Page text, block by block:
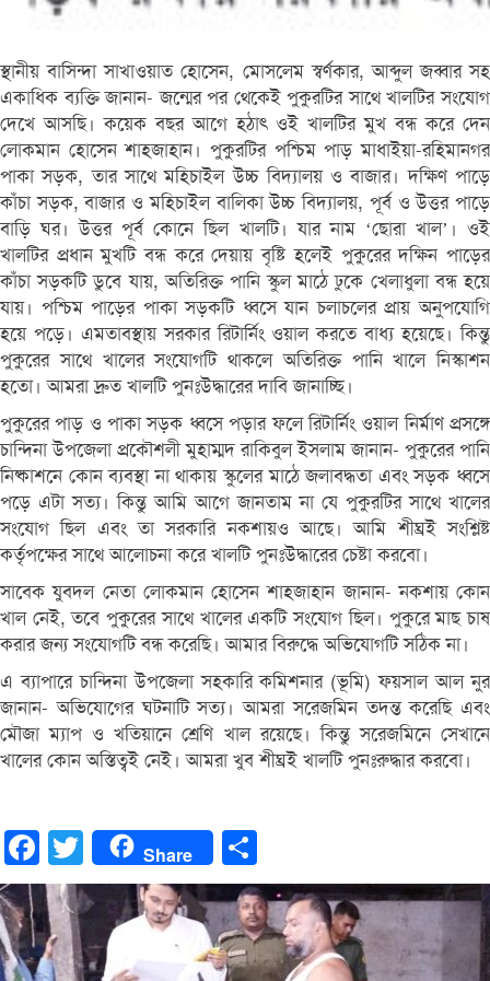
স্থানীয় বাসিন্দা সাখাওয়াত হোসেন, মোসলেম স্বর্ণকার, আব্দুল জব্বার সহ
একাধিক ব্যক্তি জানান- জন্মের পর থেকেই পুকুরটির সাথে খালটির সংযোগ
দেখে আসছি। কয়েক বছর আগে হঠাৎ ওই খালটির মুখ বন্ধ করে দেন
লোকমান হোসেন শাহজাহান। পুকুরটির পশ্চিম পাড় মাধাইয়া-রহিমানগর
পাকা সড়ক, তার সাথে মহিচাইল উচ্চ বিদ্যালয় ও বাজার। দক্ষিণ পাড়ে
কাঁচা সড়ক, বাজার ও মহিচাইল বালিকা উচ্চ বিদ্যালয়, পূর্ব ও উত্তর পাড়ে
বাড়ি ঘর। উত্তর পূর্ব কোনে ছিল খালটি। যার নাম ‘ছোরা খাল’। ওই
খালটির প্রধান মুখটি বন্ধ করে দেয়ায় বৃষ্টি হলেই পুকুরের দক্ষিন পাড়ের
কাঁচা সড়কটি ডুবে যায়, অতিরিক্ত পানি স্কুল মাঠে ঢুকে খেলাধুলা বন্ধ হয়ে
যায়। পশ্চিম পাড়ের পাকা সড়কটি ধ্বসে যান চলাচলের প্রায় অনুপযোগি
হয়ে পড়ে। এমতাবস্থায় সরকার রিটার্নিং ওয়াল করতে বাধ্য হয়েছে। কিন্তু
পুকুরের সাথে খালের সংযোগটি থাকলে অতিরিক্ত পানি খালে নিস্কাশন
হতো। আমরা দ্রুত খালটি পুনঃউদ্ধারের দাবি জানাচ্ছি।
পুকুরের পাড় ও পাকা সড়ক ধ্বসে পড়ার ফলে রিটার্নিং ওয়াল নির্মাণ প্রসঙ্গে
চান্দিনা উপজেলা প্রকৌশলী মুহাম্মদ রাকিবুল ইসলাম জানান- পুকুরের পানি
নিষ্কাশনে কোন ব্যবস্থা না থাকায় স্কুলের মাঠে জলাবদ্ধতা এবং সড়ক ধ্বসে
পড়ে এটা সত্য। কিন্তু আমি আগে জানতাম না যে পুকুরটির সাথে খালের
সংযোগ ছিল এবং তা সরকারি নকশায়ও আছে। আমি শীঘ্রই সংশ্লিষ্ট
কর্তৃপক্ষের সাথে আলোচনা করে খালটি পুনঃউদ্ধারের চেষ্টা করবো।
সাবেক যুবদল নেতা লোকমান হোসেন শাহজাহান জানান- নকশায় কোন
খাল নেই, তবে পুকুরের সাথে খালের একটি সংযোগ ছিল। পুকুরে মাছ চাষ
করার জন্য সংযোগটি বন্ধ করেছি। আমার বিরুদ্ধে অভিযোগটি সঠিক না।
এ ব্যাপারে চান্দিনা উপজেলা সহকারি কমিশনার (ভূমি) ফয়সাল আল নুর
জানান- অভিযোগের ঘটনাটি সত্য। আমরা সরেজমিন তদন্ত করেছি এবং
মৌজা ম্যাপ ও খতিয়ানে শ্রেণি খাল রয়েছে। কিন্তু সরেজমিনে সেখানে
খালের কোন অস্তিত্বই নেই। আমরা খুব শীঘ্রই খালটি পুনঃরুদ্ধার করবো।
FacebookTwitter Share